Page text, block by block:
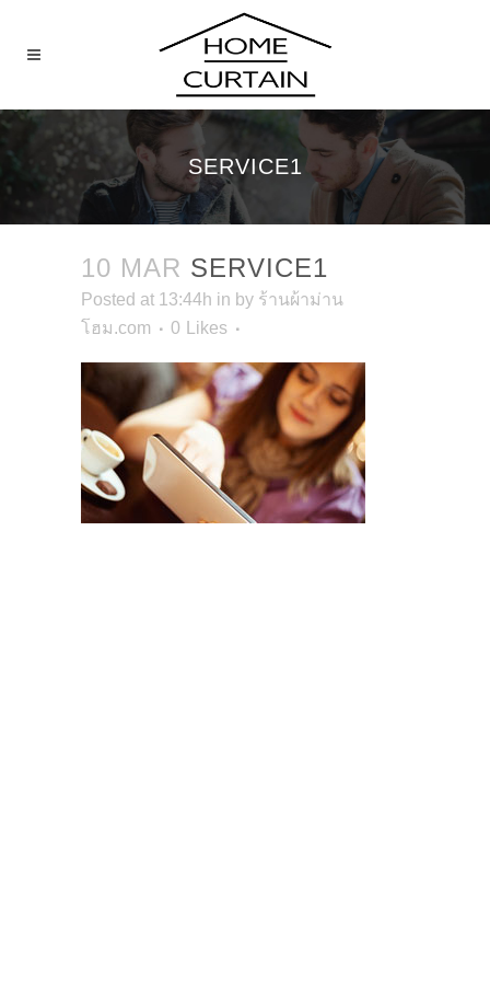
SERVICE1
10 MAR SERVICE1
Posted at 13:44h in by ร้านผ้าม่าน
โฮม.com
0 Likes